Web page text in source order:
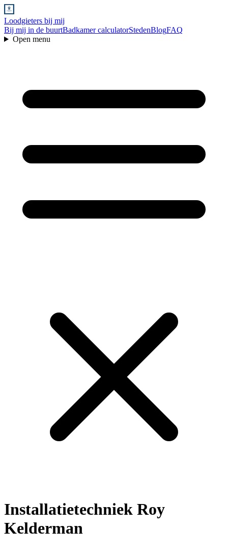
Loodgieters bij mij
Bij mij in de buurtBadkamer calculatorStedenBlogFAQ
Open menu
Installatietechniek Roy
Kelderman